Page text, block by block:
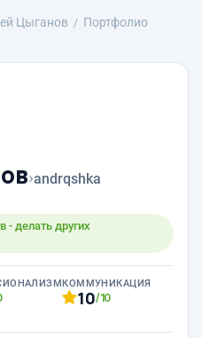
Цыганов
Портфолио
›andrqshka
- делать других
КОММУНИКАЦИЯ
10/10